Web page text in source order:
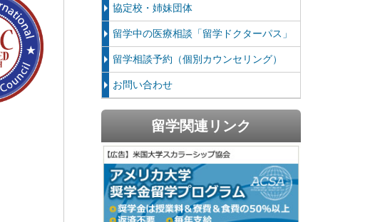
協定校・姉妹団体
留学中の医療相談「留学ドクターパス」
留学相談予約（個別カウンセリング）
お問い合わせ
留学関連リンク